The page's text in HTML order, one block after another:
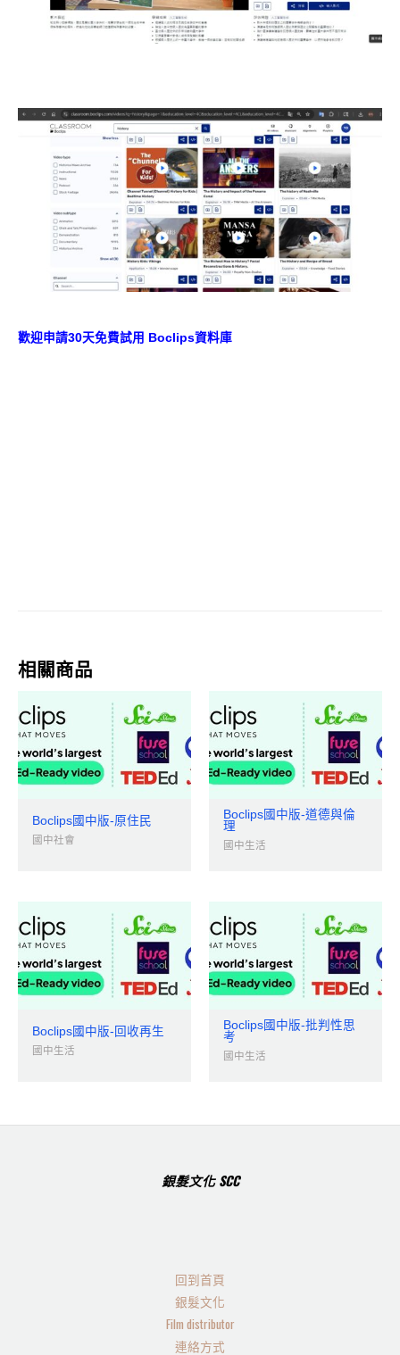
歡迎申請30天免費試用 Boclips資料庫
相關商品
Boclips國中版-原住民
國中社會
Boclips國中版-道德與倫
理
國中生活
Boclips國中版-回收再生
國中生活
Boclips國中版-批判性思
考
國中生活
銀髮文化 SCC
回到首頁
銀髮文化
Film distributor
連絡方式